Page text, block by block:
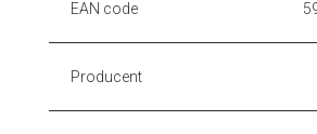
EAN code
Producent